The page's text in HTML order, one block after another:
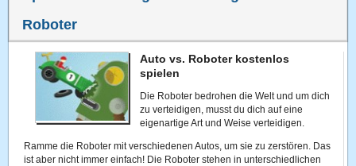
Roboter
Auto vs. Roboter kostenlos
spielen
Die Roboter bedrohen die Welt und um dich
zu verteidigen, musst du dich auf eine
eigenartige Art und Weise verteidigen.
Ramme die Roboter mit verschiedenen Autos, um sie zu zerstören. Das
ist aber nicht immer einfach! Die Roboter stehen in unterschiedlichen